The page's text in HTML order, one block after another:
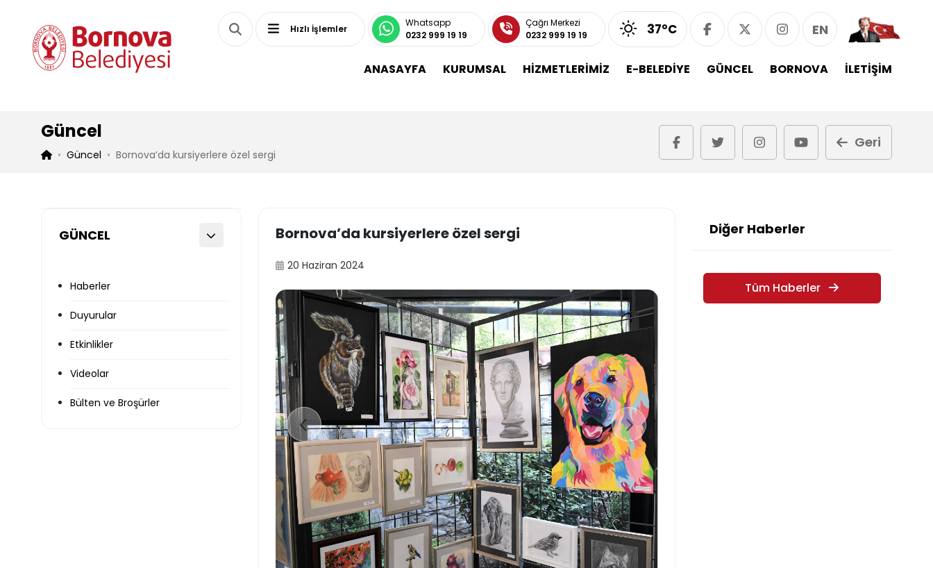
Hızlı İşlemler
Whatsapp
0232 999 19 19
Çağrı Merkezi
0232 999 19 19
37°C EN
ANASAYFA KURUMSAL HİZMETLERİMİZ E-BELEDİYE GÜNCEL BORNOVA İLETİŞİM
Güncel
Güncel Bornova’da kursiyerlere özel sergi
Geri
GÜNCEL
Haberler
Duyurular
Etkinlikler
Videolar
Bülten ve Broşürler
Bornova’da kursiyerlere özel sergi
20 Haziran 2024
Diğer Haberler
Tüm Haberler